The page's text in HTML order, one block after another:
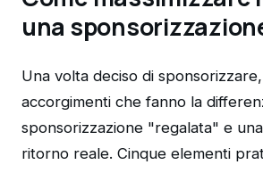
una
Una volta deciso di
accorgimenti che fanno la
sponsorizzazione "regalata" e
ritorno reale. Cinque elementi